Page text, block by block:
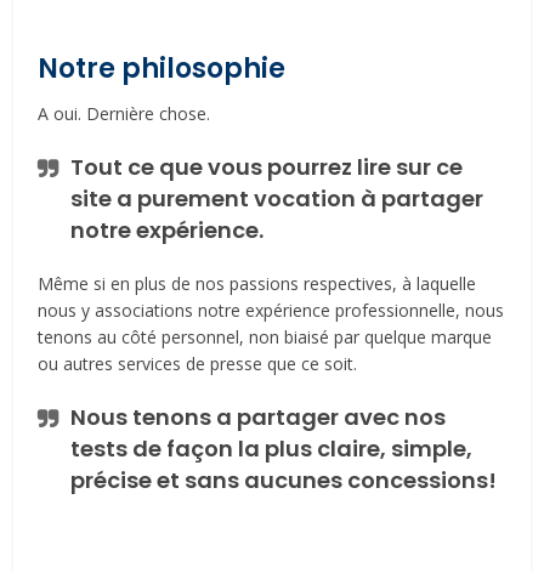
Notre philosophie
A oui. Dernière chose.
Tout ce que vous pourrez lire sur ce
site a purement vocation à partager
notre expérience.
Même si en plus de nos passions respectives, à laquelle
nous y associations notre expérience professionnelle, nous
tenons au côté personnel, non biaisé par quelque marque
ou autres services de presse que ce soit.
Nous tenons a partager avec nos
tests de façon la plus claire, simple,
précise et sans aucunes concessions!